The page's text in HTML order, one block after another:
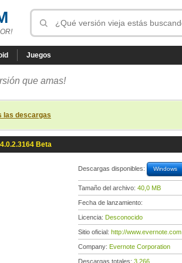
Juegos
que amas!
las descargas
Beta
Descargas disponibles: Windows
Tamaño del archivo: 40,0 MB
Fecha de lanzamiento:
Licencia: Desconocido
Sitio oficial: http://www.evernote.com
Company: Evernote Corporation
Descargas totales: 3 266